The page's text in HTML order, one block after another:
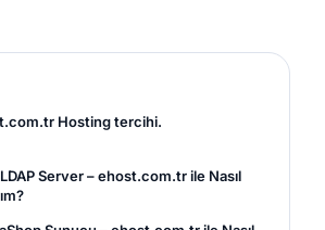
Hosting tercihi.
Server – ehost.com.tr ile Nasıl